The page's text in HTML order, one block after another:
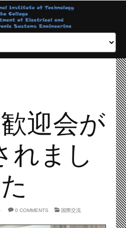
迎会が
れまし
た
0 COMMENTS 国際交流